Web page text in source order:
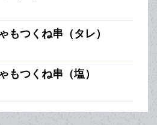
もつくね串（タレ）
もつくね串（塩）